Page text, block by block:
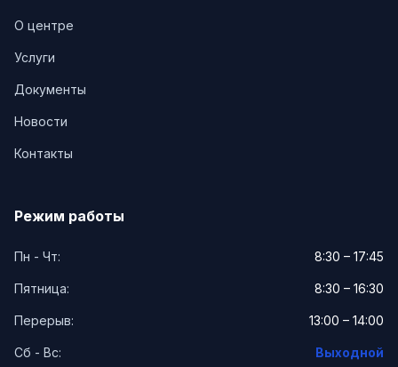
О центре
Услуги
Документы
Новости
Контакты
Режим работы
Пн - Чт: 8:30 – 17:45
Пятница: 8:30 – 16:30
Перерыв: 13:00 – 14:00
Сб - Вс: Выходной